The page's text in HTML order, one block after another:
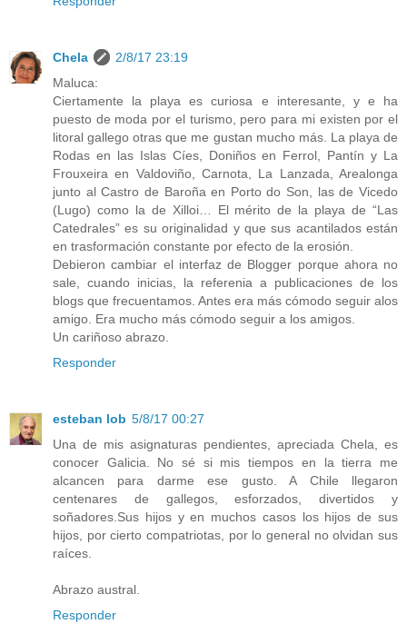
Chela
2/8/17 23:19
Maluca:
Ciertamente la playa es curiosa e interesante, y e ha
puesto de moda por el turismo, pero para mi existen por el
litoral gallego otras que me gustan mucho más. La playa de
Rodas en las Islas Cíes, Doniños en Ferrol, Pantín y La
Frouxeira en Valdoviño, Carnota, La Lanzada, Arealonga
junto al Castro de Baroña en Porto do Son, las de Vicedo
(Lugo) como la de Xilloi… El mérito de la playa de “Las
Catedrales” es su originalidad y que sus acantilados están
en trasformación constante por efecto de la erosión.
Debieron cambiar el interfaz de Blogger porque ahora no
sale, cuando inicias, la referenia a publicaciones de los
blogs que frecuentamos. Antes era más cómodo seguir alos
amigo. Era mucho más cómodo seguir a los amigos.
Un cariñoso abrazo.
Responder
esteban lob 5/8/17 00:27
Una de mis asignaturas pendientes, apreciada Chela, es
conocer Galicia. No sé si mis tiempos en la tierra me
alcancen para darme ese gusto. A Chile llegaron
centenares de gallegos, esforzados, divertidos y
soñadores.Sus hijos y en muchos casos los hijos de sus
hijos, por cierto compatriotas, por lo general no olvidan sus
raíces.
Abrazo austral.
Responder